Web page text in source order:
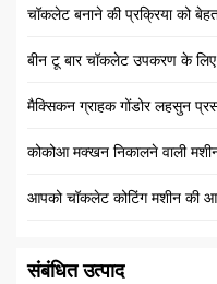
चॉकलेट बनाने की प्रक्रिया को
बीन टू बार चॉकलेट उपकरण के
कोकोआ मक्खन निकालने वाली
आपको चॉकलेट कोटिंग मशीन की
संबंधित उत्पाद